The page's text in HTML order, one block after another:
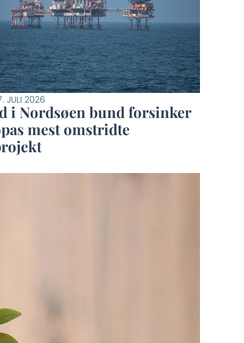
JULI 2026
i Nordsøen bund forsinker
mest omstridte